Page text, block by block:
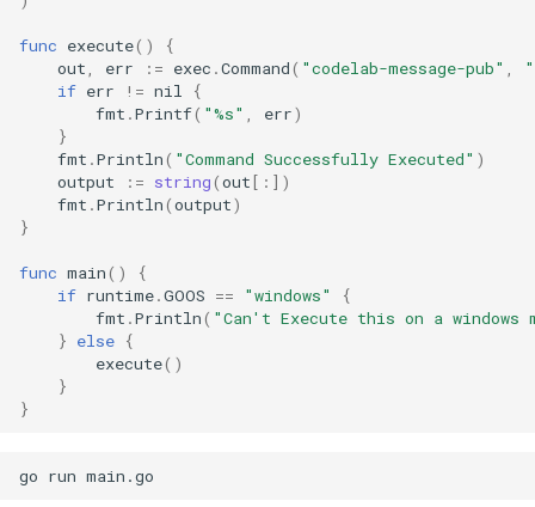
UART Adapter
NetworkZero
SimplePyboard
GameShell
Aqara
EasyOCR
tensorflow-yolov4
func execute()
{
out
err := exec .Command( "codelab-message-pub"
if err != nil
{
fmt .Printf( "%s" err)
}
fmt .Println( "Command Successfully Executed" )
output
:= string(out[:])
fmt .Println(output)
}
func main()
{
if runtime.GOOS == "windows"
{
fmt .Println( "Can't Execute this on a windows
} else {
execute()
}
}
go run